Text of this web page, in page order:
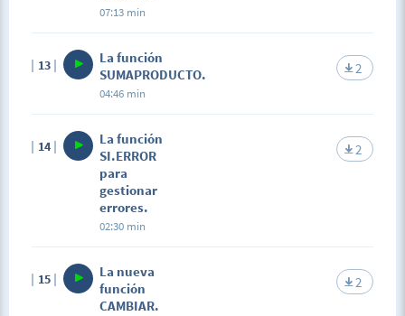
07:13 min
13
La función
SUMAPRODUCTO.
04:46 min
2
14
La función
SI.ERROR
para
gestionar
errores.
02:30 min
2
15
La nueva
función
CAMBIAR.
2